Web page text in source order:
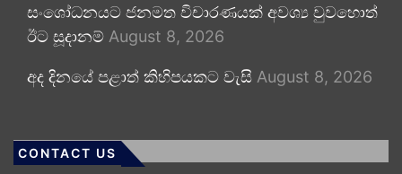
සංශෝධනයට ජනමත විචාරණයක් අවශ්‍ය වුවහොත්
ඊට සූදානම් August 8, 2026
අද දිනයේ පළාත් කිහිපයකට වැසි August 8, 2026
CONTACT US